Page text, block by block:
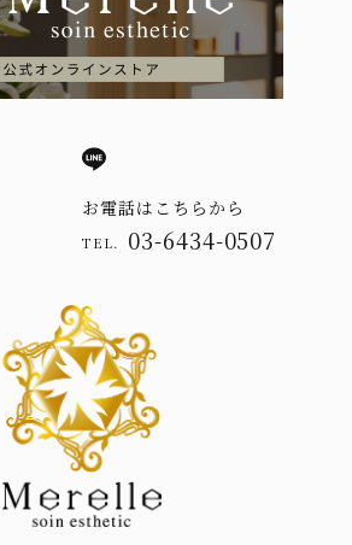
お電話はこちらから
TEL. 03-6434-0507